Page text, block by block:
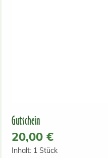
Gutschein
Regulärer Preis:
20,00 €
Inhalt: 1 Stück